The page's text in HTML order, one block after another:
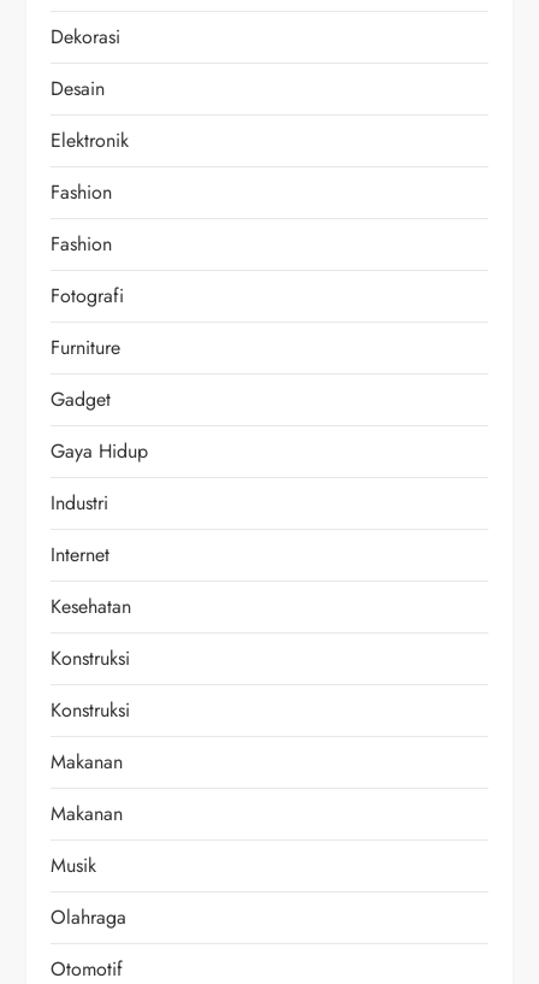
Dekorasi
Desain
Elektronik
Fashion
Fashion
Fotografi
Furniture
Gadget
Gaya Hidup
Industri
Internet
Kesehatan
Konstruksi
Konstruksi
Makanan
Makanan
Musik
Olahraga
Otomotif